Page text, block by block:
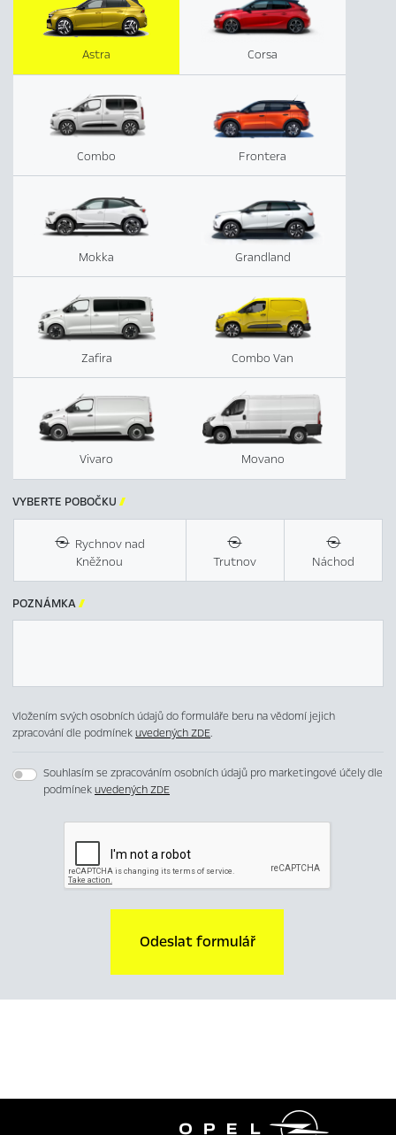
Corsa
Combo Frontera
Astra
Mokka Grandland
Zafira Combo Van
Vivaro Movano
VYBERTE POBOČKU 
Rychnov nad
Kněžnou
Trutnov Náchod
POZNÁMKA
Vložením svých osobních údajů do formuláře beru na vědomí jejich
zpracování dle podmínekuvedených ZDE.
Souhlasím se zpracováním osobních údajů pro marketingové účely dle
podmínekuvedených ZDE
Odeslat formulář